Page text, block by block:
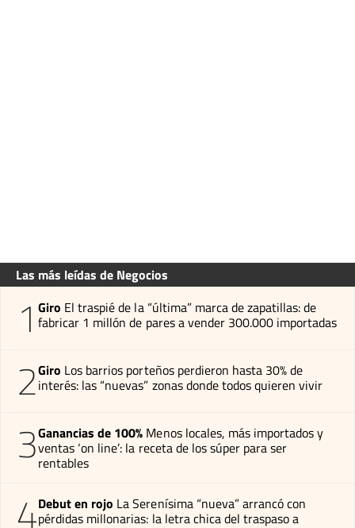
Las más leídas de Negocios
1 Giro El traspié de la “última” marca de zapatillas: de
fabricar 1 millón de pares a vender 300.000 importadas
2Giro Los barrios porteños perdieron hasta 30% de
interés: las “nuevas” zonas donde todos quieren vivir
3Ganancias de 100% Menos locales, más importados y
ventas ‘on line’: la receta de los súper para ser
rentables
4Debut en rojo La Serenísima “nueva” arrancó con
pérdidas millonarias: la letra chica del traspaso a